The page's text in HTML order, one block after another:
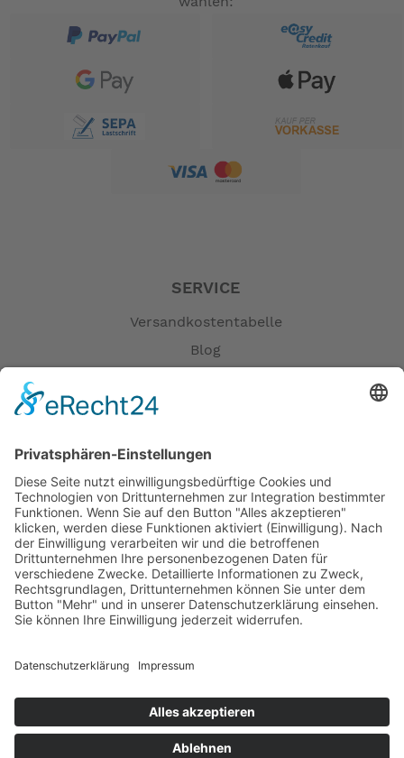
SERVICE
Versandkostentabelle
Blog
Öffnungszeiten
Versandpartner
Verfügbarkeiten
Zahlung und Versand
Datenschutz
Fernabsatz
Widerrufsrecht MS
Widerrufsrecht bei Reparatur
Kontakt
Garantiefall